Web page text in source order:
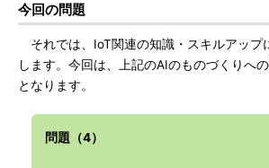
今回の問題
それでは、IoT関連の知識・スキルアップ
します。今回は、上記のAIのものづくりへ
となります。
問題（4）